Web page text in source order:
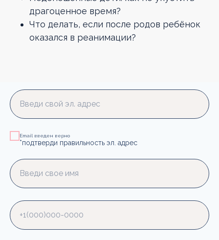
драгоценное время?
Что делать, если после родов ребёнок
оказался в реанимации?
Введи свой эл. адрес
Email введен верно
*подтверди правильность эл. адрес
Введи свое имя
+1(000)000-0000